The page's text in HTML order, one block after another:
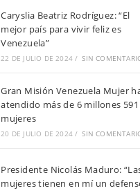
Caryslia Beatriz Rodríguez: “El
mejor país para vivir feliz es
Venezuela”
22 DE JULIO DE 2024 / SIN
Gran Misión Venezuela Mujer
atendido más de 6 millones
mujeres
20 DE JULIO DE 2024 / SIN
Presidente Nicolás Maduro:
mujeres tienen en mí un